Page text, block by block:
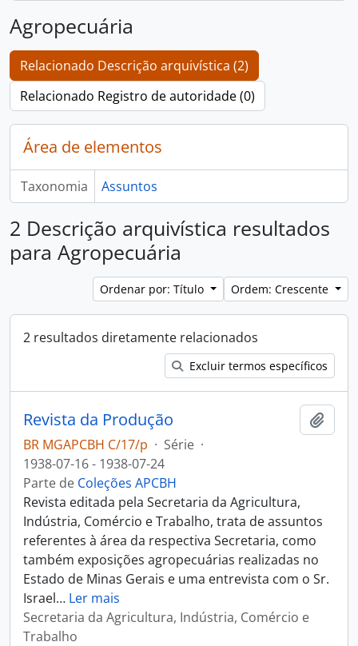
Agropecuária
Relacionado Descrição arquivística (2)
Relacionado Registro de autoridade (0)
Área de elementos
Taxonomia Assuntos
2 Descrição arquivística resultados
para Agropecuária
Ordenar por: Título Ordem: Crescente
2 resultados diretamente relacionados
Excluir termos específicos
Revista da Produção
BR MGAPCBH C/17/p · Série ·
1938-07-16 - 1938-07-24
Parte de Coleções APCBH
Revista editada pela Secretaria da Agricultura,
Indústria, Comércio e Trabalho, trata de assuntos
referentes à área da respectiva Secretaria, como
também exposições agropecuárias realizadas no
Estado de Minas Gerais e uma entrevista com o Sr.
Israel… Ler mais
Secretaria da Agricultura, Indústria, Comércio e
Trabalho